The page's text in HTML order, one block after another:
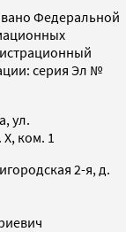
Федеральной
серия Эл №
ул.
ком. 1
2-я, д.